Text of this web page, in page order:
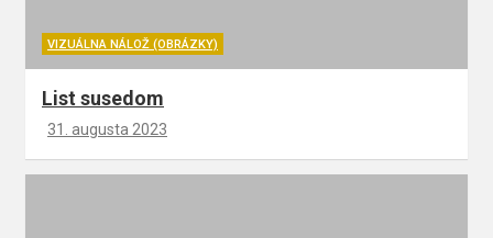
VIZUÁLNA NÁLOŽ (OBRÁZKY)
List susedom
31. augusta 2023